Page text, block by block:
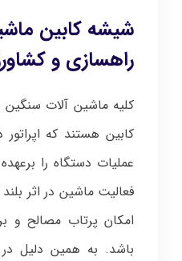
شیشه کابین
راهسازی و
کلیه ماشین آلات
کابین هستند که اپراتور
عملیات دستگاه را
فعالیت ماشین در اثر
امکان پرتاب مصالح و
باشد. به همین دلیل